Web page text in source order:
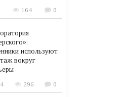
164 0
используют
вокруг
296 0